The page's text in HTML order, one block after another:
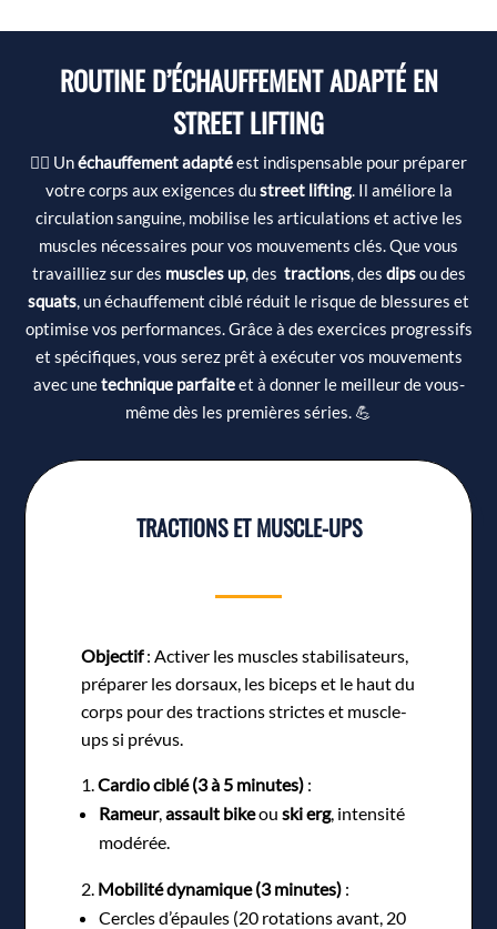
ROUTINE D’ÉCHAUFFEMENT ADAPTÉ EN
STREET LIFTING
🏋️‍♂️ Unéchauffement adaptéest indispensable pour préparer
votre corps aux exigences dustreet lifting. Il améliore la
circulation sanguine, mobilise les articulations et active les
muscles nécessaires pour vos mouvements clés. Que vous
travailliez sur des muscles up, des tractions, des dipsou des
squats, un échauffement ciblé réduit le risque de blessures et
optimise vos performances. Grâce à des exercices progressifs
et spécifiques, vous serez prêt à exécuter vos mouvements
avec unetechnique parfaiteet à donner le meilleur de vous-
même dès les premières séries. 💪
TRACTIONS ET MUSCLE-UPS
Objectif: Activer les muscles stabilisateurs,
préparer les dorsaux, les biceps et le haut du
corps pour des tractions strictes et muscle-
ups si prévus.
Cardio ciblé (3 à 5 minutes) :
Rameur,assault bikeouski erg, intensité
modérée.
Mobilité dynamique (3 minutes) :
Cercles d’épaules (20 rotations avant, 20